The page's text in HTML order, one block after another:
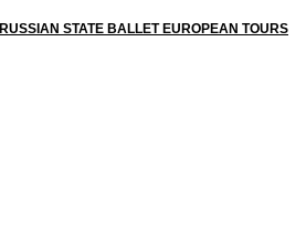
RUSSIAN STATE BALLET EUROPEAN TOURS